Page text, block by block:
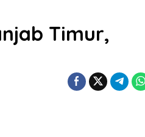
Timur,